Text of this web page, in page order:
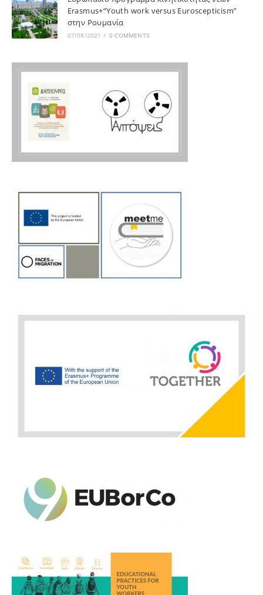
Erasmus+“Youth work versus Euroscepticism”
στην Ρουμανία
07/08/2021 / 0 COMMENTS